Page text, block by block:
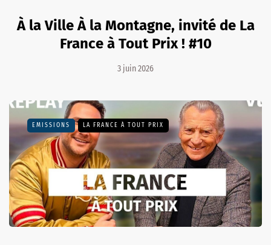
À la Ville À la Montagne, invité de La
France à Tout Prix ! #10
3 juin 2026
EMISSIONS LA FRANCE À TOUT PRIX